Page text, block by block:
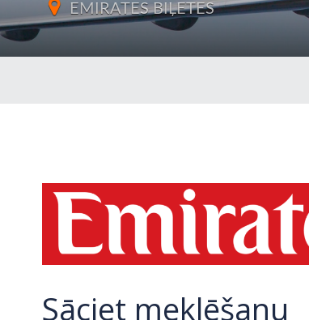
EMIRATES BIĻETES
Sāciet meklēšanu